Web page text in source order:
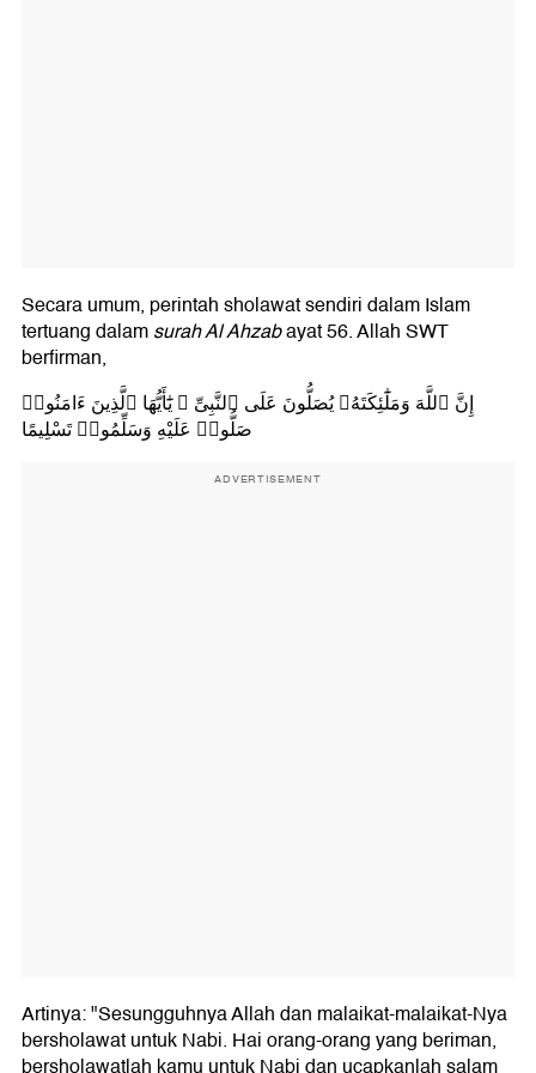
Secara umum, perintah sholawat sendiri dalam Islam
tertuang dalamsurah Al Ahzabayat 56. Allah SWT
berfirman,
إِنَّ ٱللَّهَ وَمَلَٰٓئِكَتَهُۥ يُصَلُّونَ عَلَى ٱلنَّبِىِّ ۚ يَٰٓأَيُّهَا ٱلَّذِينَ ءَامَنُوا۟
صَلُّوا۟ عَلَيْهِ وَسَلِّمُوا۟ تَسْلِيمًا
ADVERTISEMENT
Artinya: "Sesungguhnya Allah dan malaikat-malaikat-Nya
bersholawat untuk Nabi. Hai orang-orang yang beriman,